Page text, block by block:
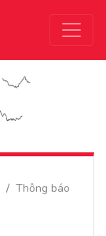
Thông báo